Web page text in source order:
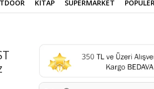
KİTAP SÜPERMARKET